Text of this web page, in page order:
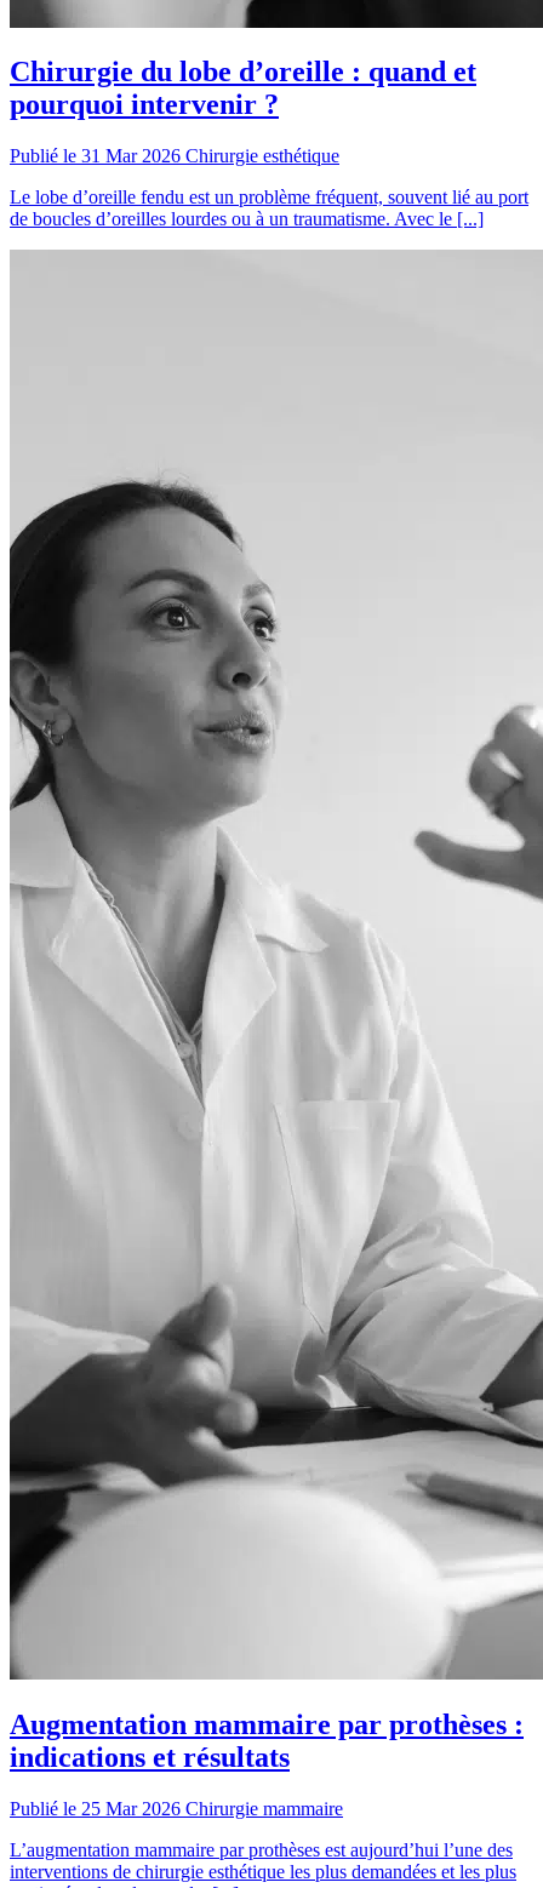
Chirurgie du lobe d’oreille : quand et
pourquoi intervenir ?
Publié le 31 Mar 2026 Chirurgie esthétique
Le lobe d’oreille fendu est un problème fréquent, souvent lié au port
de boucles d’oreilles lourdes ou à un traumatisme. Avec le [...]
Augmentation mammaire par prothèses :
indications et résultats
Publié le 25 Mar 2026 Chirurgie mammaire
L’augmentation mammaire par prothèses est aujourd’hui l’une des
interventions de chirurgie esthétique les plus demandées et les plus